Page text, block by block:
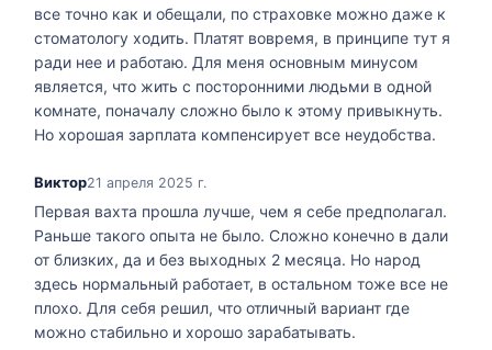
все точно как и обещали, по страховке можно даже к
стоматологу ходить. Платят вовремя, в принципе тут я
ради нее и работаю. Для меня основным минусом
является, что жить с посторонними людьми в одной
комнате, поначалу сложно было к этому привыкнуть.
Но хорошая зарплата компенсирует все неудобства.
Виктор21 апреля 2025 г.
Первая вахта прошла лучше, чем я себе предполагал.
Раньше такого опыта не было. Сложно конечно в дали
от близких, да и без выходных 2 месяца. Но народ
здесь нормальный работает, в остальном тоже все не
плохо. Для себя решил, что отличный вариант где
можно стабильно и хорошо зарабатывать.